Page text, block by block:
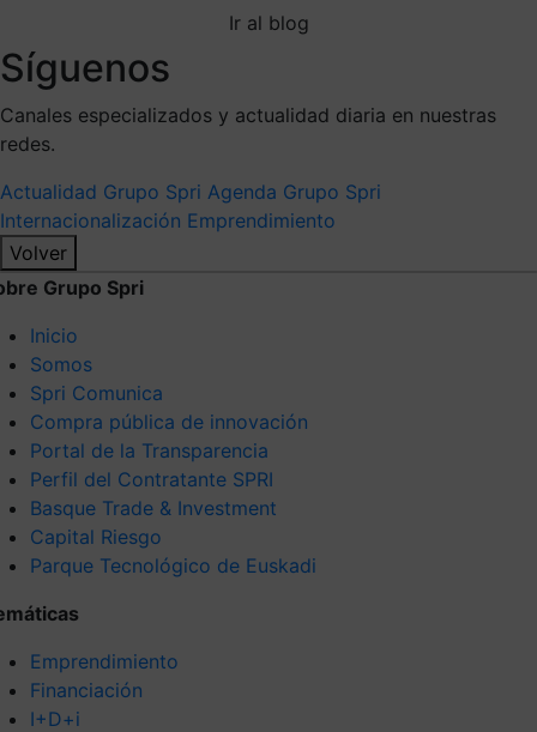
Ir al blog
Síguenos
Canales especializados y actualidad diaria en nuestras
redes.
Actualidad Grupo Spri Agenda Grupo Spri
Internacionalización Emprendimiento
Volver
Grupo Spri
Inicio
Somos
Spri Comunica
Compra pública de innovación
Portal de la Transparencia
Perfil del Contratante SPRI
Basque Trade & Investment
Capital Riesgo
Parque Tecnológico de Euskadi
Emprendimiento
Financiación
I+D+i